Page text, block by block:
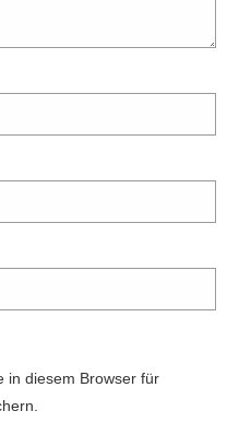
in diesem Browser für